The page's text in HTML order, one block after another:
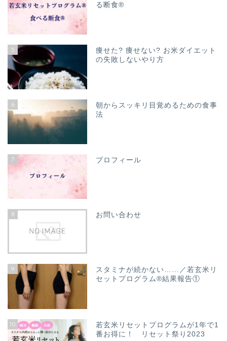
る断食®
5
痩せた? 痩せない? お米ダイエット
の失敗しないやり方
6
朝からスッキリ目覚めるための食事
法
7 プロフィール
8 お問い合わせ
9
スタミナが続かない……／若玄米リ
セットプログラム®結果報告①
10
若玄米リセットプログラムが1年で1
番お得に！ リセット祭り2023